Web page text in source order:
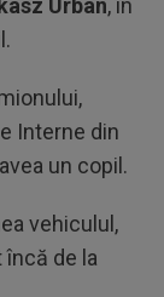
Urban, în
Interne din
un copil.
vehiculul,
de la